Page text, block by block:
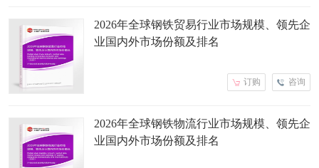
2026年全球钢铁贸易行业市场规模、领先企
业国内外市场份额及排名
咨询
订购
2026年全球钢铁物流行业市场规模、领先企
业国内外市场份额及排名